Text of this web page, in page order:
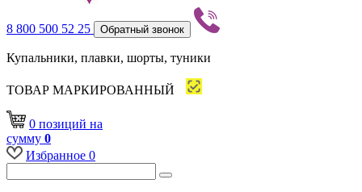
8 800 500 52 25 Обратный звонок
Купальники, плавки, шорты, туники
ТОВАР МАРКИРОВАННЫЙ
0 позиций на
сумму 0
Избранное 0